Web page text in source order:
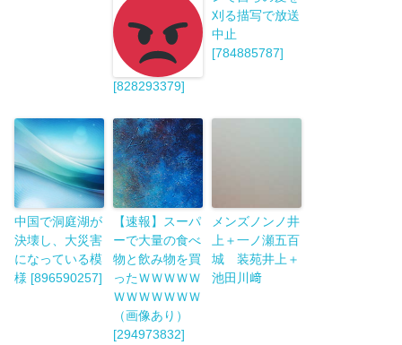
[828293379]
刈る描写で放送
中止
[784885787]
中国で洞庭湖が
決壊し、大災害
になっている模
様 [896590257]
【速報】スーパ
ーで大量の食べ
物と飲み物を買
ったＷＷＷＷＷ
ＷＷＷＷＷＷＷ
（画像あり）
[294973832]
メンズノンノ井
上＋一ノ瀬五百
城 装苑井上＋
池田川﨑